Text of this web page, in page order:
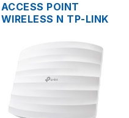
ACCESS POINT
WIRELESS N TP-LINK
ANTENAS INT.
300MBPS SOPORTA